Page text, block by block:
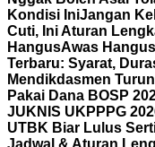
Kondisi IniJangan
Cuti, Ini Aturan
HangusAwas
Terbaru: Syarat,
Mendikdasmen
Pakai Dana BOSP
JUKNIS UKPPPG
UTBK Biar Lulus
Jadwal & Aturan